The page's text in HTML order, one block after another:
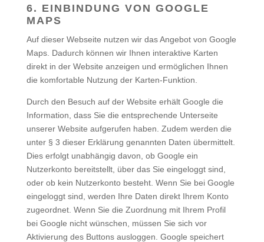
6. EINBINDUNG VON GOOGLE
MAPS
Auf dieser Webseite nutzen wir das Angebot von Google
Maps. Dadurch können wir Ihnen interaktive Karten
direkt in der Website anzeigen und ermöglichen Ihnen
die komfortable Nutzung der Karten-Funktion.
Durch den Besuch auf der Website erhält Google die
Information, dass Sie die entsprechende Unterseite
unserer Website aufgerufen haben. Zudem werden die
unter § 3 dieser Erklärung genannten Daten übermittelt.
Dies erfolgt unabhängig davon, ob Google ein
Nutzerkonto bereitstellt, über das Sie eingeloggt sind,
oder ob kein Nutzerkonto besteht. Wenn Sie bei Google
eingeloggt sind, werden Ihre Daten direkt Ihrem Konto
zugeordnet. Wenn Sie die Zuordnung mit Ihrem Profil
bei Google nicht wünschen, müssen Sie sich vor
Aktivierung des Buttons ausloggen. Google speichert